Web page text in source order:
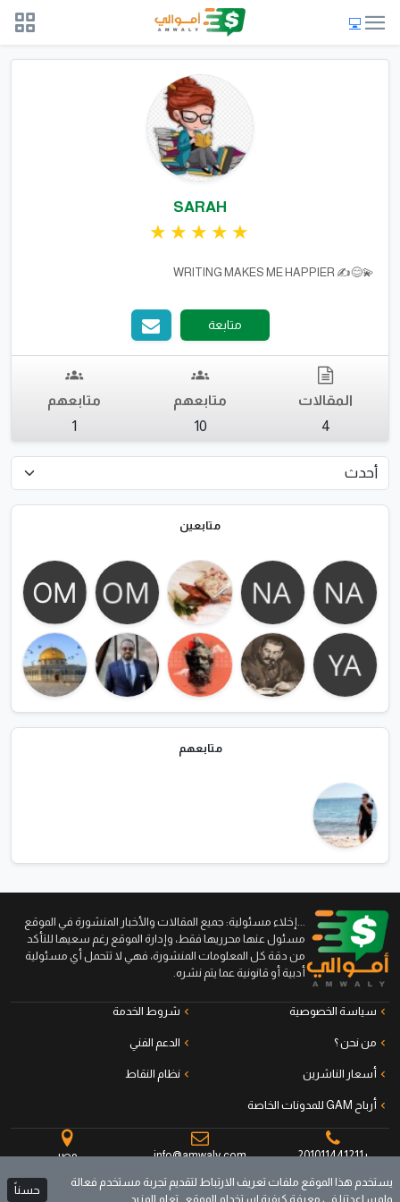
SARAH
💫😊✍️ WRITING MAKES ME HAPPIER
متابعة
المقالات
4
متابعهم
10
متابعهم
1
متابعين
متابعهم
...إخلاء مسئولية: جميع المقالات والأخبار المنشورة في الموقع
مسئول عنها محرريها فقط، وإدارة الموقع رغم سعيها للتأكد
من دقة كل المعلومات المنشورة، فهي لا تتحمل أي مسئولية
أدبية أو قانونية عما يتم نشره.
سياسة الخصوصية شروط الخدمة
من نحن ؟ الدعم الفني
أسعار الناشرين نظام النقاط
أرباح GAM للمدونات الخاصة
+201011441211
info@amwaly.com مصر
يستخدم هذا الموقع ملفات تعريف الارتباط لتقديم تجربة مستخدم فعالة
ولمساعدتنا في معرفة كيفية استخدام الموقع . تعلم المزيد
حسناً